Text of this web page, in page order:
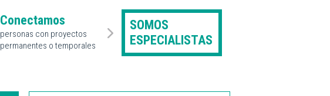
Conectamos
personas con proyectos
permanentes o temporales
SOMOS
ESPECIALISTAS